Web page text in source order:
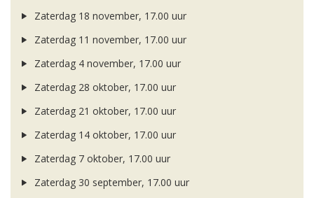
Zaterdag 18 november, 17.00 uur
Zaterdag 11 november, 17.00 uur
Zaterdag 4 november, 17.00 uur
Zaterdag 28 oktober, 17.00 uur
Zaterdag 21 oktober, 17.00 uur
Zaterdag 14 oktober, 17.00 uur
Zaterdag 7 oktober, 17.00 uur
Zaterdag 30 september, 17.00 uur